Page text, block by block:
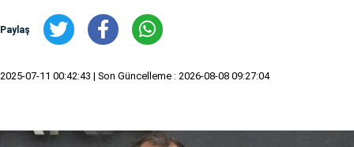
Paylaş
2025-07-11 00:42:43 | Son Güncelleme : 2026-08-08 09:27:04